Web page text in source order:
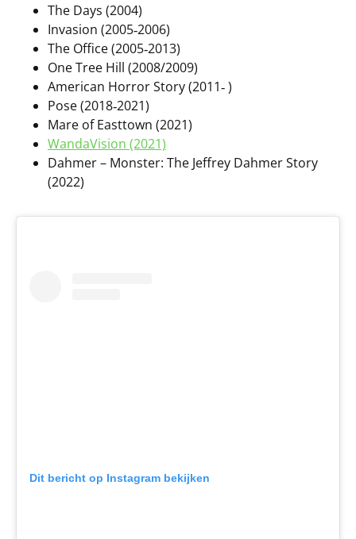
The Days (2004)
Invasion (2005‑2006)
The Office (2005‑2013)
One Tree Hill (2008/2009)
American Horror Story (2011‑ )
Pose (2018‑2021)
Mare of Easttown (2021)
WandaVision (2021)
Dahmer – Monster: The Jeffrey Dahmer Story
(2022)
Dit bericht op Instagram bekijken